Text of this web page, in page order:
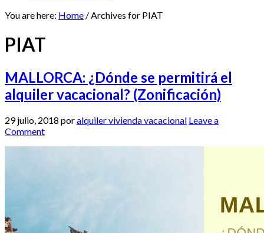
You are here: Home /Archives for PIAT
PIAT
MALLORCA: ¿Dónde se permitirá el
alquiler vacacional? (Zonificación)
29 julio, 2018 poralquiler vivienda vacacional Leave a
Comment